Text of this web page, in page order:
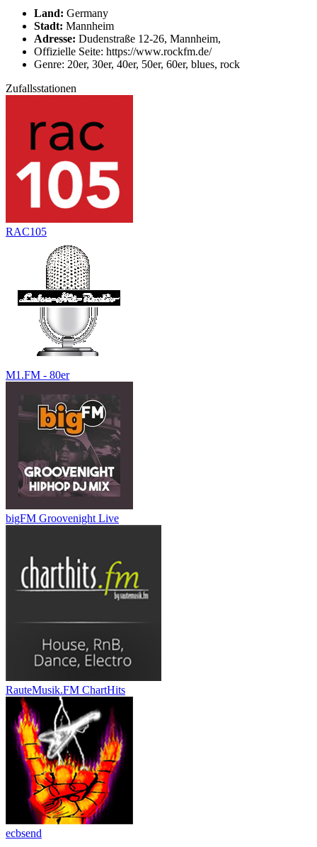
Land: Germany
Stadt: Mannheim
Adresse: Dudenstraße 12-26, Mannheim,
Offizielle Seite: https://www.rockfm.de/
Genre: 20er, 30er, 40er, 50er, 60er, blues, rock
Zufallsstationen
RAC105
M1.FM - 80er
bigFM Groovenight Live
RauteMusik.FM ChartHits
ecbsend